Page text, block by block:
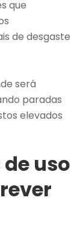
que
de desgaste
será
paradas
elevados
uso